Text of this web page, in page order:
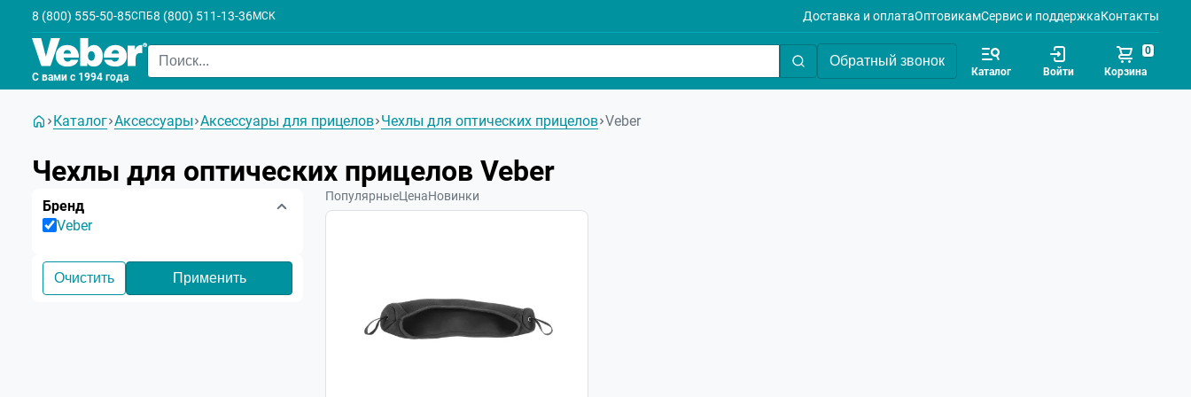
8 (800) 555-50-85СПБ8 (800) 511-13-36МСК Доставка и оплатаОптовикамСервис и поддержкаКонтакты
С вами с 1994 года
Обратный звонок
Каталог Войти Корзина
0
Каталог Аксессуары Аксессуары для прицелов Чехлы для оптических прицелов Veber
Чехлы для оптических прицелов Veber
Бренд
Veber
ПопулярныеЦенаНовинки